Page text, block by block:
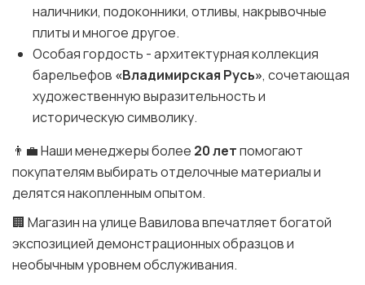
наличники, подоконники, отливы, накрывочные
плиты и многое другое.
Особая гордость - архитектурная коллекция
барельефов «Владимирская Русь», сочетающая
художественную выразительность и
историческую символику.
👨‍💼 Наши менеджеры более 20 летпомогают
покупателям выбирать отделочные материалы и
делятся накопленным опытом.
🏢 Магазин на улице Вавилова впечатляет богатой
экспозицией демонстрационных образцов и
необычным уровнем обслуживания.